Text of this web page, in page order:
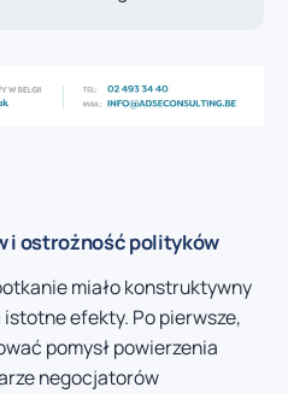
i ostrożność polityków
miało konstruktywny
efekty. Po pierwsze,
pomysł powierzenia
negocjatorów